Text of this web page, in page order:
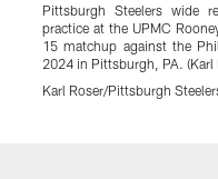
Pittsburgh Steelers wide
practice at the UPMC
15 matchup against the
2024 in Pittsburgh, PA.
Karl Roser/Pittsburgh